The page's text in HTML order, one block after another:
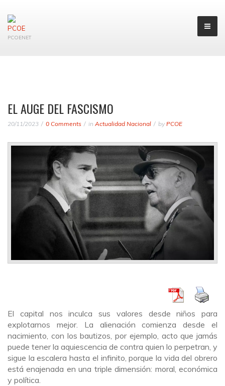
PCOENET
EL AUGE DEL FASCISMO
20/11/2023 0 Comments in Actualidad Nacional by PCOE
El capital nos inculca sus valores desde niños para
explotarnos mejor. La alienación comienza desde el
nacimiento, con los bautizos, por ejemplo, acto que jamás
puede tener la aquiescencia de contra quien lo perpetran, y
sigue la escalera hasta el infinito, porque la vida del obrero
está enajenada en una triple dimensión: moral, económica
y política.